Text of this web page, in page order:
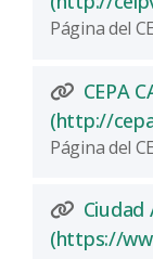
Página del
CEPA
(http://
Página del
Ciudad
(https://